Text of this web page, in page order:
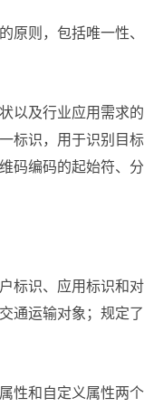
原则，包括唯一性
以及行业应用需求
标识，用于识别目
码编码的起始符、
标识、应用标识和
通运输对象；规定
性和自定义属性两